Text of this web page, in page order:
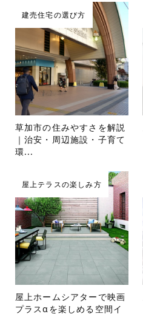
建売住宅の選び方
草加市の住みやすさを解説
｜治安・周辺施設・子育て
環...
屋上テラスの楽しみ方
屋上ホームシアターで映画
プラスαを楽しめる空間イ